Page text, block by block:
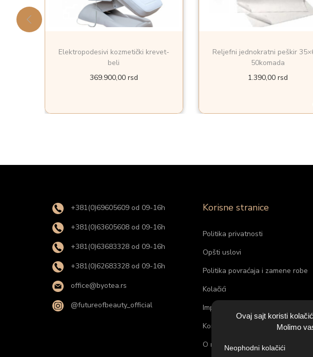
Elektropodesivi kozmetički krevet-
beli
369.900,00 rsd
Reljefni jednokratni peškir
50komada
1.390,00 rsd
+381(0)69605609 od 09-16h
+381(0)63605608 od 09-16h
+381(0)63683328 od 09-16h
+381(0)62683328 od 09-16h
office@byotea.rs
@futureofbeauty_official
Korisne stranice
Politika privatnosti
Opšti uslovi
Politika povraćaja i zamene robe
Kolačići
Impresum
Kontaktiraj nas
O nama
Ovaj sajt koristi
Molimo
Neophodni kolačići